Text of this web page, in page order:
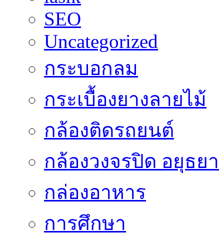
SEO
Uncategorized
กระบอกลม
กระเบื้องยางลายไม้
กล้องติดรถยนต์
กล้องวงจรปิด อยุธยา
กล่องอาหาร
การศึกษา